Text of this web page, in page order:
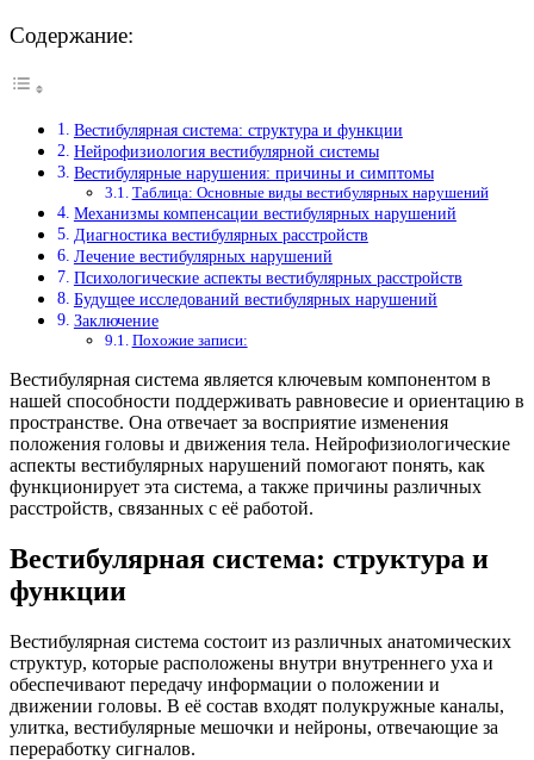
Содержание:
Вестибулярная система: структура и функции
Нейрофизиология вестибулярной системы
Вестибулярные нарушения: причины и симптомы
Таблица: Основные виды вестибулярных нарушений
Механизмы компенсации вестибулярных нарушений
Диагностика вестибулярных расстройств
Лечение вестибулярных нарушений
Психологические аспекты вестибулярных расстройств
Будущее исследований вестибулярных нарушений
Заключение
Похожие записи:
Вестибулярная система является ключевым компонентом в
нашей способности поддерживать равновесие и ориентацию в
пространстве. Она отвечает за восприятие изменения
положения головы и движения тела. Нейрофизиологические
аспекты вестибулярных нарушений помогают понять, как
функционирует эта система, а также причины различных
расстройств, связанных с её работой.
Вестибулярная система: структура и
функции
Вестибулярная система состоит из различных анатомических
структур, которые расположены внутри внутреннего уха и
обеспечивают передачу информации о положении и
движении головы. В её состав входят полукружные каналы,
улитка, вестибулярные мешочки и нейроны, отвечающие за
переработку сигналов.